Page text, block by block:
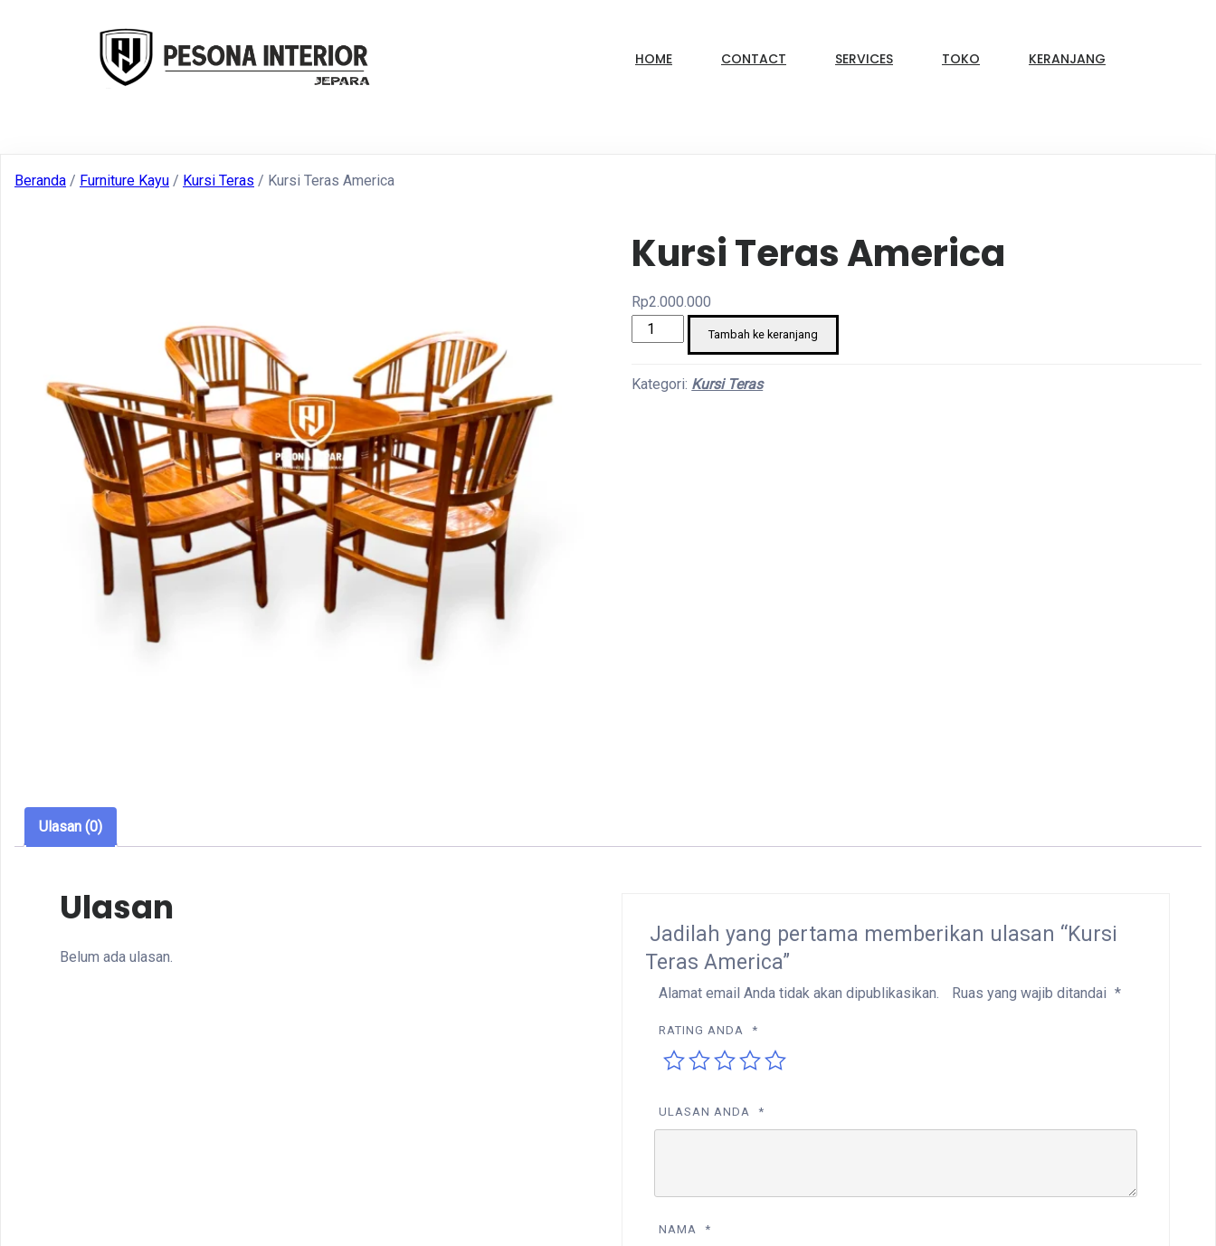
HOME CONTACT SERVICES TOKO KERANJANG
Beranda / Furniture Kayu / Kursi Teras / Kursi Teras America
Kursi Teras America
Rp2.000.000
Kuantitas
Teras
Tambah ke keranjang
Kategori: Kursi Teras
Ulasan (0)
Ulasan
Belum ada ulasan.
Jadilah yang pertama memberikan ulasan “Kursi
Teras America”
Alamat email Anda tidak akan dipublikasikan. Ruas yang wajib ditandai *
RATING ANDA *
ULASAN ANDA *
NAMA *